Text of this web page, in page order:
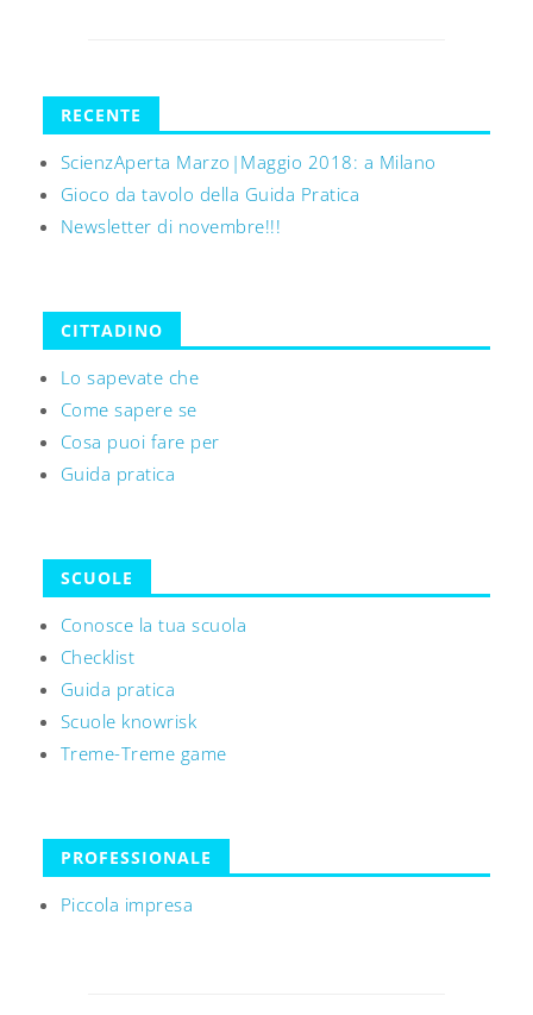
RECENTE
ScienzAperta Marzo|Maggio 2018: a Milano
Gioco da tavolo della Guida Pratica
Newsletter di novembre!!!
CITTADINO
Lo sapevate che
Come sapere se
Cosa puoi fare per
Guida pratica
SCUOLE
Conosce la tua scuola
Checklist
Guida pratica
Scuole knowrisk
Treme-Treme game
PROFESSIONALE
Piccola impresa